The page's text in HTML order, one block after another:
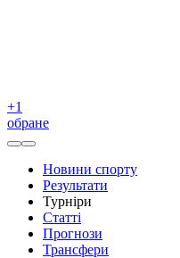
+1
обране
Новини спорту
Результати
Турніри
Статті
Прогнози
Трансфери